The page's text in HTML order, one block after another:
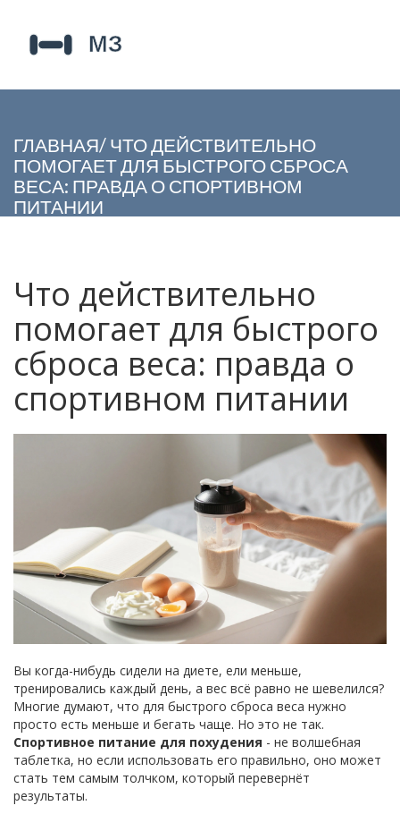
ГЛАВНАЯ/ ЧТО ДЕЙСТВИТЕЛЬНО
ПОМОГАЕТ ДЛЯ БЫСТРОГО СБРОСА
ВЕСА: ПРАВДА О СПОРТИВНОМ
ПИТАНИИ
Что действительно
помогает для быстрого
сброса веса: правда о
спортивном питании
Вы когда-нибудь сидели на диете, ели меньше,
тренировались каждый день, а вес всё равно не шевелился?
Многие думают, что для быстрого сброса веса нужно
просто есть меньше и бегать чаще. Но это не так.
Спортивное питание для похудения - не волшебная
таблетка, но если использовать его правильно, оно может
стать тем самым толчком, который перевернёт
результаты.